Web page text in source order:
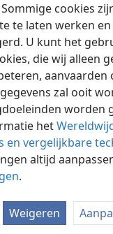
cookies
te laten werken
U kunt het
die wij alleen
aanvaarden
zal ooit
worden
het
en vergelijkbare
altijd
.
Weigeren
Delen
Tower Bible and Tract
Privacybeleid
JW.ORG